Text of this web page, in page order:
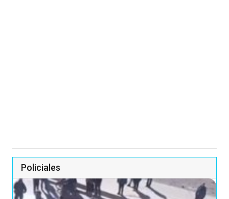
Policiales